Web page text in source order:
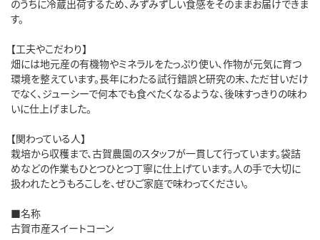
のうちに冷蔵出荷するため、みずみずしい食感をそのままお届けできま
す。
【工夫やこだわり】
畑には地元産の有機物やミネラルをたっぷり使い、作物が元気に育つ
環境を整えています。長年にわたる試行錯誤と研究の末、ただ甘いだけ
でなく、ジューシーで何本でも食べたくなるような、後味すっきりの味わ
いに仕上げました。
【関わっている人】
栽培から収穫まで、古賀農園のスタッフが一貫して行っています。袋詰
めなどの作業もひとつひとつ丁寧に仕上げています。人の手で大切に
扱われたとうもろこしを、ぜひご家庭で味わってください。
■名称
古賀市産スイートコーン